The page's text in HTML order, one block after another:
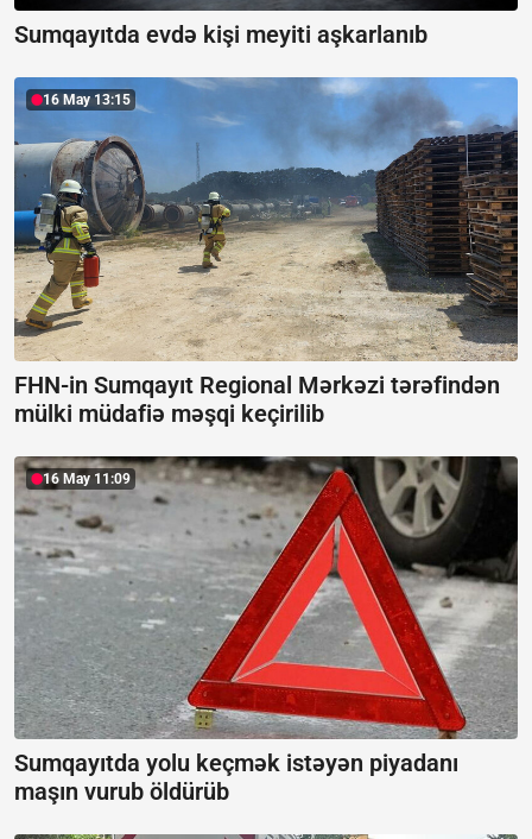
Sumqayıtda evdə kişi meyiti aşkarlanıb
16 May 13:15
FHN-in Sumqayıt Regional Mərkəzi tərəfindən
mülki müdafiə məşqi keçirilib
16 May 11:09
Sumqayıtda yolu keçmək istəyən piyadanı
maşın vurub öldürüb